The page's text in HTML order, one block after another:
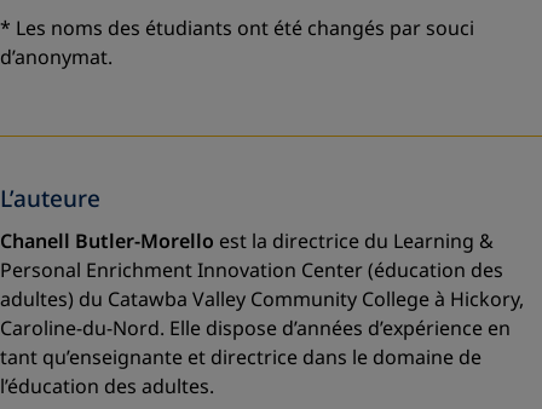
* Les noms des étudiants ont été changés par souci
d’anonymat.
L’auteure
Chanell Butler-Morello est la directrice du Learning &
Personal Enrichment Innovation Center (éducation des
adultes) du Catawba Valley Community College à Hickory,
Caroline-du-Nord. Elle dispose d’années d’expérience en
tant qu’enseignante et directrice dans le domaine de
l’éducation des adultes.